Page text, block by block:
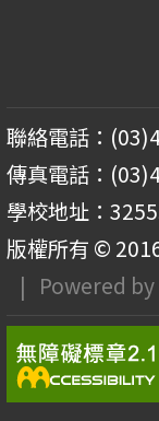
聯絡電話：
傳真電話：
學校地址：
版權所有 ©
| Powered by